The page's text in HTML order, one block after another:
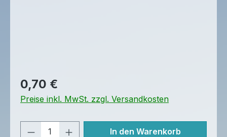
Regulärer Preis:
0,70 €
Preise inkl. MwSt. zzgl. Versandkosten
Produkt Anzahl: Gib den
In den Warenkorb